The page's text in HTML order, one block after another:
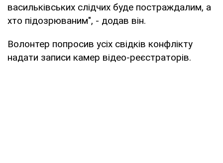
васильківських слідчих буде постраждалим, а
хто підозрюваним", - додав він.
Волонтер попросив усіх свідків конфлікту
надати записи камер відео-реєстраторів.